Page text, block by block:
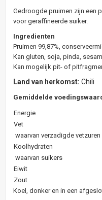
Gedroogde pruimen zijn een
voor geraffineerde suiker.
Ingredienten
Pruimen 99,87%,
Kan gluten, soja, pinda,
Kan mogelijk pit- of
Land van herkomst: Chili
Gemiddelde
Energie
Vet
waarvan verzadigde vetzuren
Koolhydraten
waarvan suikers
Eiwit
Zout
Koel, donker en in een